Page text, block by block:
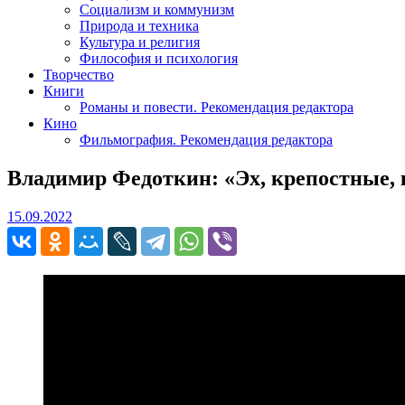
Социализм и коммунизм
Природа и техника
Культура и религия
Философия и психология
Творчество
Книги
Романы и повести. Рекомендация редактора
Кино
Фильмография. Рекомендация редактора
Владимир Федоткин: «Эх,
15.09.2022